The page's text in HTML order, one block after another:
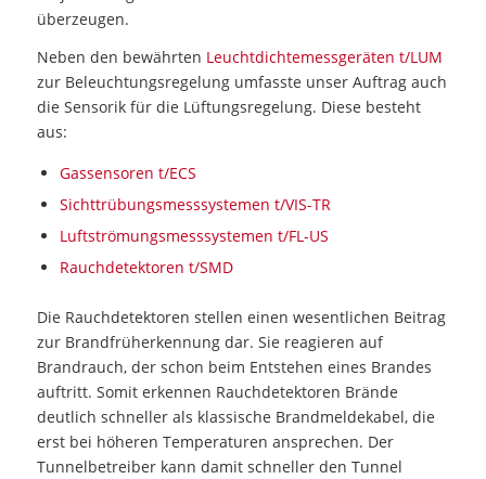
überzeugen.
Neben den bewährten Leuchtdichtemessgeräten t/LUM
zur Beleuchtungsregelung umfasste unser Auftrag auch
die Sensorik für die Lüftungsregelung. Diese besteht
aus:
Gassensoren t/ECS
Sichttrübungsmesssystemen t/VIS-TR
Luftströmungsmesssystemen t/FL-US
Rauchdetektoren t/SMD
Die Rauchdetektoren stellen einen wesentlichen Beitrag
zur Brandfrüherkennung dar. Sie reagieren auf
Brandrauch, der schon beim Entstehen eines Brandes
auftritt. Somit erkennen Rauchdetektoren Brände
deutlich schneller als klassische Brandmeldekabel, die
erst bei höheren Temperaturen ansprechen. Der
Tunnelbetreiber kann damit schneller den Tunnel